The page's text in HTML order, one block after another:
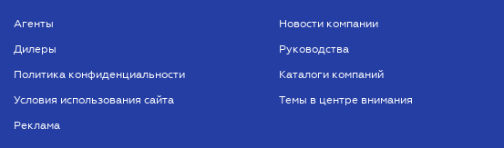
БУХГАЛТЕР ПРОФ
ЮРИСТ ПРОФ
Агенты
Дилеры
Политика конфиденциальности
Условия использования сайта
Реклама
Новости компании
Руководства
Каталоги компаний
Темы в центре внимания